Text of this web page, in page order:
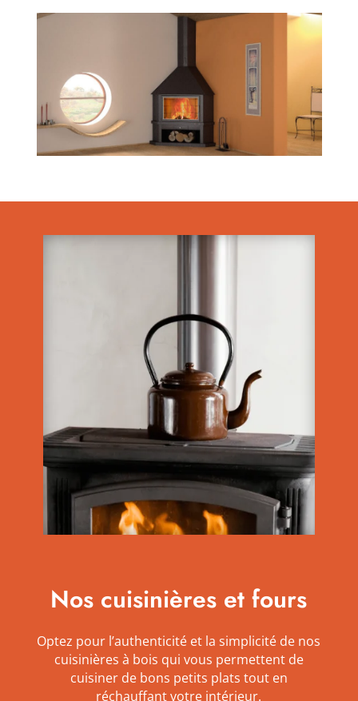
Nos cuisinières et fours
Optez pour l’authenticité et la simplicité de nos
cuisinières à bois qui vous permettent de
cuisiner de bons petits plats tout en
réchauffant votre intérieur.